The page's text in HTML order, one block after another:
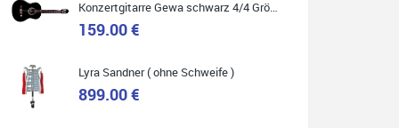
Ich war auf der Suche nach einem neuen Keyboard
und bin begeistert: ich bin super beraten worden,
aktuell natürlich nur telefonisch. Nachdem die
abholen musste. Top!
159.00 €
Lyra Sandner ( ohne Schweife )
899.00 €